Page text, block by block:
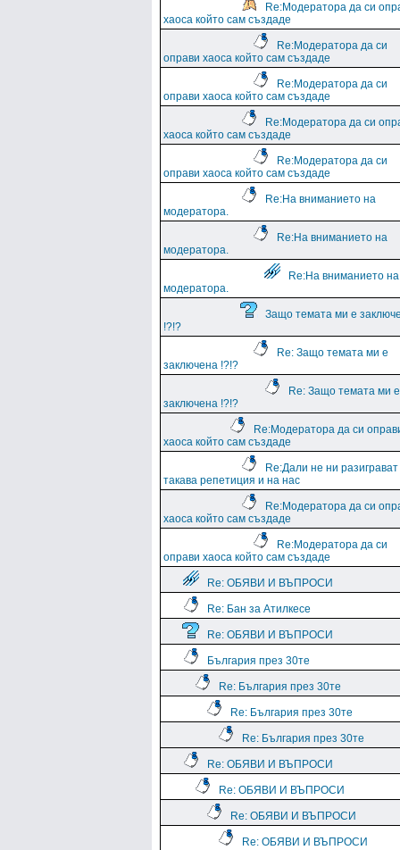
Re:Модератора да си
хаоса който сам създаде
Re:Модератора да си
оправи хаоса който сам създаде
Re:Модератора да си
оправи хаоса който сам създаде
Re:Модератора да си
хаоса който сам създаде
Re:Модератора да си
оправи хаоса който сам създаде
Re:На вниманието на
модератора.
Re:На вниманието на
модератора.
Re:На вниманието на
модератора.
Защо темата ми е
!?!?
Re: Защо темата ми е
заключена !?!?
Re: Защо темата ми е
заключена !?!?
Re:Модератора да си
хаоса който сам създаде
Re:Дали не ни разиграват
такава репетиция и на нас
Re:Модератора да си
хаоса който сам създаде
Re:Модератора да си
оправи хаоса който сам създаде
Re: ОБЯВИ И ВЪПРОСИ
Re: Бан за Атилкесе
Re: ОБЯВИ И ВЪПРОСИ
България през 30те
Re: България през 30те
Re: България през 30те
Re: България през 30те
Re: ОБЯВИ И ВЪПРОСИ
Re: ОБЯВИ И ВЪПРОСИ
Re: ОБЯВИ И ВЪПРОСИ
Re: ОБЯВИ И ВЪПРОСИ